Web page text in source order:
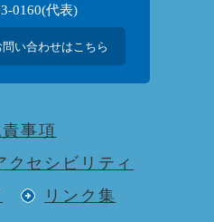
0160(代表)
問い合わせはこちら
事項
クセシビリティ
リンク集